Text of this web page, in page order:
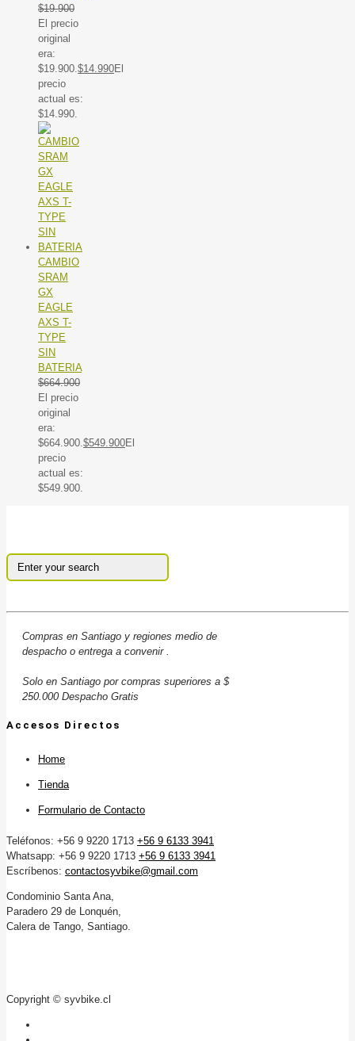
$19.900
El precio
original
era:
$19.900.$14.990El
precio
actual es:
$14.990.
CAMBIO
SRAM
GX
EAGLE
AXS T-
TYPE
SIN
BATERIA
$664.900
El precio
original
era:
$664.900.$549.900El
precio
actual es:
$549.900.
Compras en Santiago y regiones medio de
despacho o entrega a convenir .
Solo en Santiago por compras superiores a $
250.000 Despacho Gratis
Accesos Directos
Home
Tienda
Formulario de Contacto
Teléfonos: +56 9 9220 1713 +56 9 6133 3941
Whatsapp: +56 9 9220 1713 +56 9 6133 3941
Escríbenos: contactosyvbike@gmail.com
Condominio Santa Ana,
Paradero 29 de Lonquén,
Calera de Tango, Santiago.
Copyright © syvbike.cl